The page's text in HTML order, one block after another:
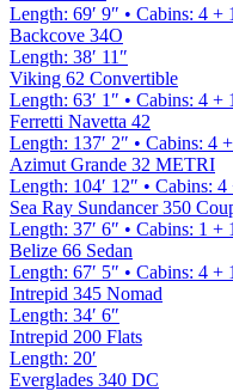
Length: 69′ 9″ • Cabins: 4 + 1
Backcove 34O
Length: 38′ 11″
Viking 62 Convertible
Length: 63′ 1″ • Cabins: 4 + 1
Ferretti Navetta 42
Length: 137′ 2″ • Cabins: 4
Azimut Grande 32 METRI
Length: 104′ 12″ • Cabins: 4
Sea Ray Sundancer 350
Length: 37′ 6″ • Cabins: 1 + 1
Belize 66 Sedan
Length: 67′ 5″ • Cabins: 4 + 1
Intrepid 345 Nomad
Length: 34′ 6″
Intrepid 200 Flats
Length: 20′
Everglades 340 DC